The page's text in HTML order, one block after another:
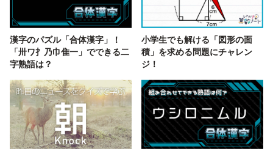
漢字のパズル「合体漢字」！
「卅ワ扌乃巾隹一」でできる二
字熟語は？
小学生でも解ける「図形の面
積」を求める問題にチャレン
ジ！